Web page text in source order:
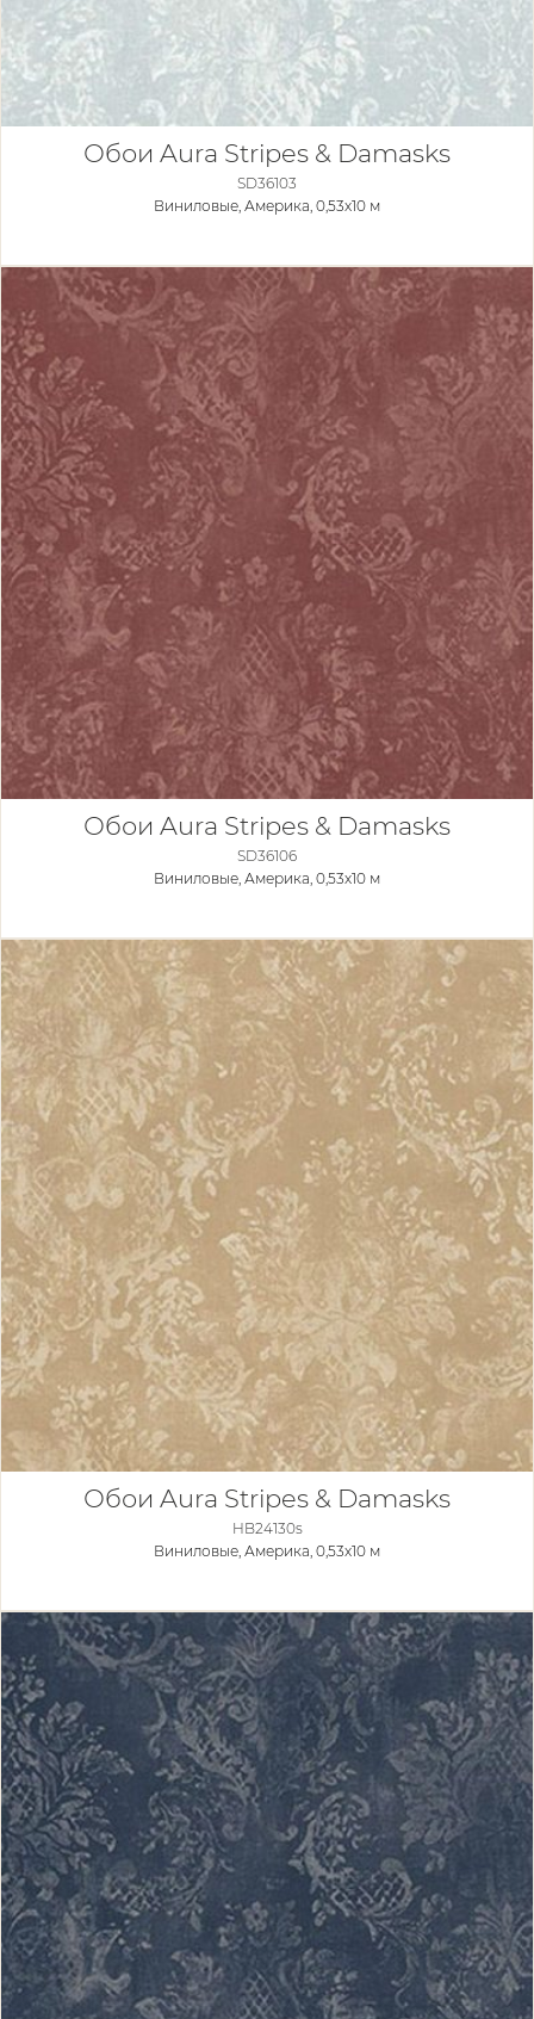
Обои Aura Stripes & Damasks
SD36103
Виниловые, Америка, 0,53x10 м
Обои Aura Stripes & Damasks
SD36106
Виниловые, Америка, 0,53x10 м
Обои Aura Stripes & Damasks
HB24130s
Виниловые, Америка, 0,53x10 м